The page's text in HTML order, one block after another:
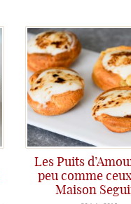
Les Puits
peu comme
Maison
Les Puits d'amour, des petits desserts